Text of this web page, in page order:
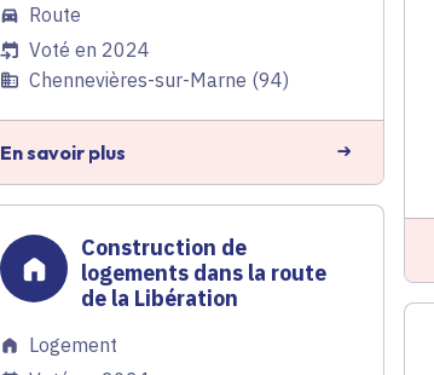
Route
Voté en 2024
Chennevières-sur-Marne (94)
En savoir plus
Construction de
logements dans la route
de la Libération
Logement